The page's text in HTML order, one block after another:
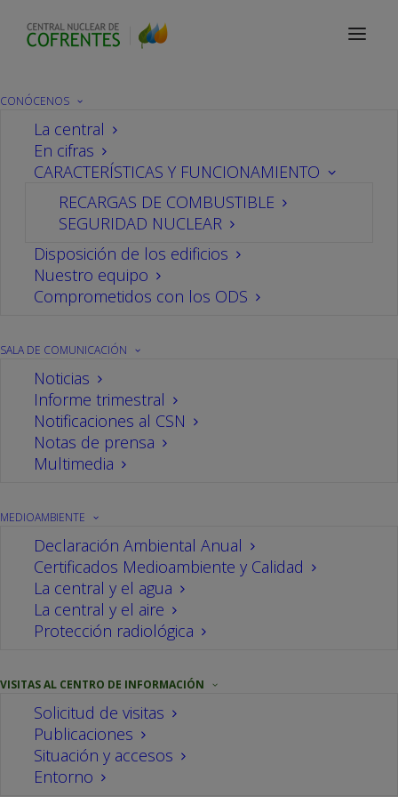
CONÓCENOS
La central
En cifras
CARACTERÍSTICAS Y FUNCIONAMIENTO
RECARGAS DE COMBUSTIBLE
SEGURIDAD NUCLEAR
Disposición de los edificios
Nuestro equipo
Comprometidos con los ODS
SALA DE COMUNICACIÓN
Noticias
Informe trimestral
Notificaciones al CSN
Notas de prensa
Multimedia
MEDIOAMBIENTE
Declaración Ambiental Anual
Certificados Medioambiente y Calidad
La central y el agua
La central y el aire
Protección radiológica
VISITAS AL CENTRO DE INFORMACIÓN
Solicitud de visitas
Publicaciones
Situación y accesos
Entorno
Visitas al Centro de Información
Visitas al Centro
Información
Abiertos para facilitar
información a la sociedad
El Centro de Información de la central nuclear de
Cofrentes abrió sus puertas al público en el año
1978, mucho antes de la puesta en marcha de la
instalación, con el claro objetivo de facilitar
información a la sociedad, tanto de la
funcionamiento de la planta. A lo largo de más de
cuatro décadas de atención al público, se han
recibido ya más de 307.383 visitantes, siendo el
colectivo de estudiantes el más representativo,